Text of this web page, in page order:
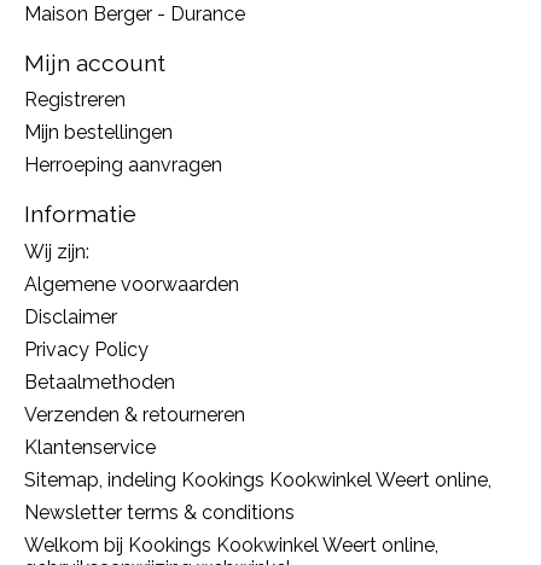
Maison Berger - Durance
Mijn account
Registreren
Mijn bestellingen
Herroeping aanvragen
Informatie
Wij zijn:
Algemene voorwaarden
Disclaimer
Privacy Policy
Betaalmethoden
Verzenden & retourneren
Klantenservice
Sitemap, indeling Kookings Kookwinkel Weert online,
Newsletter terms & conditions
Welkom bij Kookings Kookwinkel Weert online,